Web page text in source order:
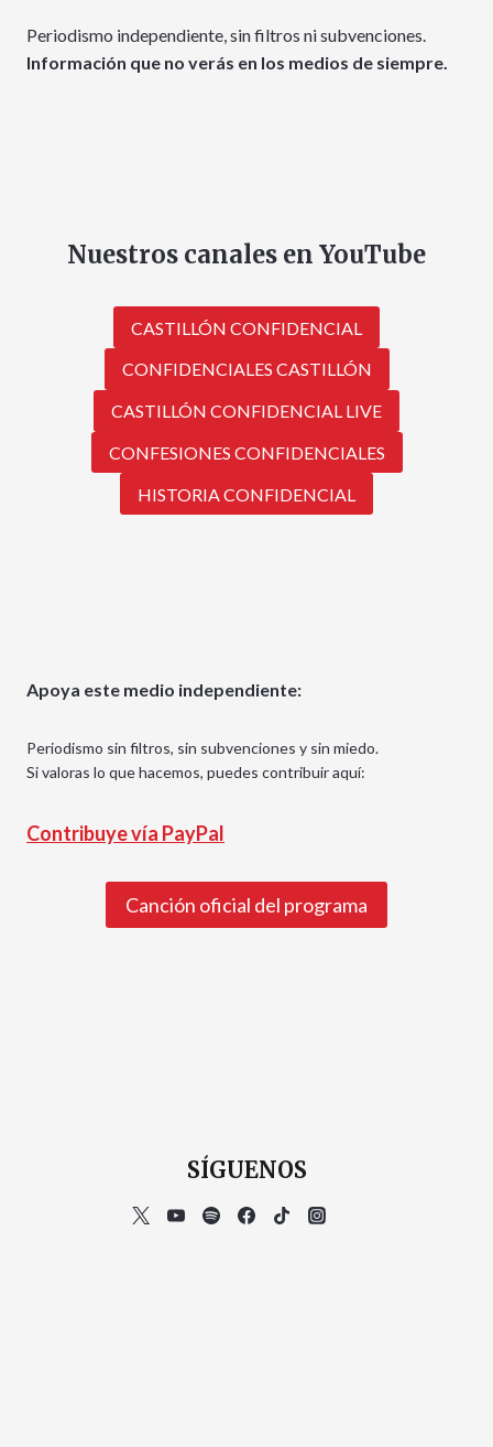
Periodismo independiente, sin filtros ni subvenciones.
Información que no verás en los medios de siempre.
Nuestros canales en YouTube
CASTILLÓN CONFIDENCIAL
CONFIDENCIALES CASTILLÓN
CASTILLÓN CONFIDENCIAL LIVE
CONFESIONES CONFIDENCIALES
HISTORIA CONFIDENCIAL
Apoya este medio independiente:
Periodismo sin filtros, sin subvenciones y sin miedo.
Si valoras lo que hacemos, puedes contribuir aquí:
Contribuye vía PayPal
Canción oficial del programa
SÍGUENOS